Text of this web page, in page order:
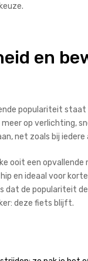
en
populariteit
op verlichting,
net zoals bij
ooit een
en ideaal voor
dat de populariteit
deze fiets blijft.